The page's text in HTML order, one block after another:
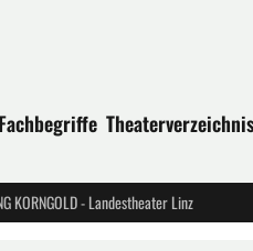
Fachbegriffe
KORNGOLD - Landestheater Linz